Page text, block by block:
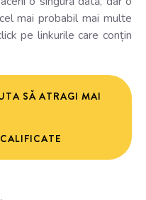
mai probabil mai multe
pe linkurile care conțin
SĂ ATRAGI MAI